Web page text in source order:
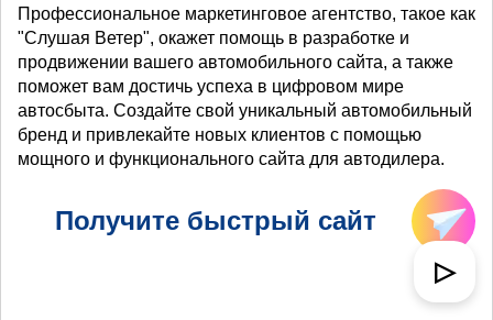
Профессиональное маркетинговое агентство, такое как
"Слушая Ветер", окажет помощь в разработке и
продвижении вашего автомобильного сайта, а также
поможет вам достичь успеха в цифровом мире
автосбыта. Создайте свой уникальный автомобильный
бренд и привлекайте новых клиентов с помощью
мощного и функционального сайта для автодилера.
Получите быстрый сайт
▷